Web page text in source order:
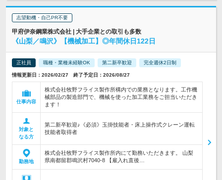
志望動機・自己PR不要
甲府伊奈鋼業株式会社 | 大手企業との取引も多数
《山梨／鳴沢》【機械加工】◎年間休日122日
正社員 職種・業種未経験OK 第二新卒歓迎 完全週休2日制
情報更新日：2026/02/27 終了予定日：2026/08/27
仕事内容
株式会社牧野フライス製作所構内での業務となります。工作機
械部品の製造部門で、機械を使った加工業務をご担当いただき
ます！
対象と
なる方
第二新卒歓迎♪《必須》玉掛技能者・床上操作式クレーン運転
技能者取得者
勤務地
株式会社牧野フライス製作所内にて勤務いただきます。 山梨
県南都留郡鳴沢村7040-8 【雇入れ直後…